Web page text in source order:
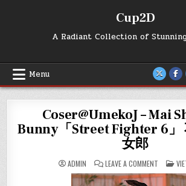
Cup2D
A Radiant Collection of
Menu
Coser@UmekoJ – Mai
Bunny「Street Fighter 6」
女郎
ADMIN LEAVE A COMMENT
–
IN